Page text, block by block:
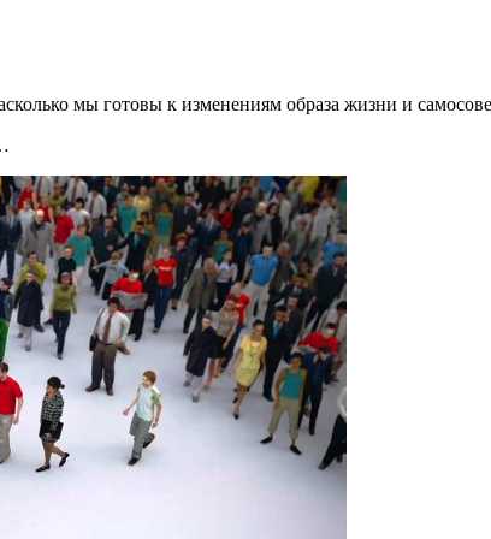
мы готовы к изменениям образа жизни и